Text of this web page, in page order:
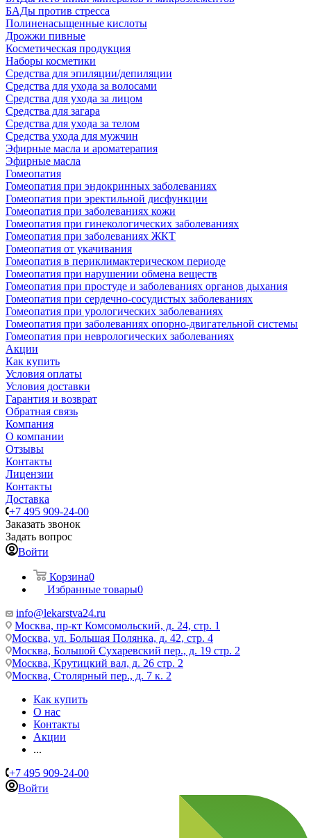
БАДы против стресса
Полиненасыщенные кислоты
Дрожжи пивные
Косметическая продукция
Наборы косметики
Средства для эпиляции/депиляции
Средства для ухода за волосами
Средства для ухода за лицом
Средства для загара
Средства для ухода за телом
Средства ухода для мужчин
Эфирные масла и ароматерапия
Эфирные масла
Гомеопатия
Гомеопатия при эндокринных заболеваниях
Гомеопатия при эректильной дисфункции
Гомеопатия при заболеваниях кожи
Гомеопатия при гинекологических заболеваниях
Гомеопатия при заболеваниях ЖКТ
Гомеопатия от укачивания
Гомеопатия в периклимактерическом периоде
Гомеопатия при нарушении обмена веществ
Гомеопатия при простуде и заболеваниях органов дыхания
Гомеопатия при сердечно-сосудистых заболеваниях
Гомеопатия при урологических заболеваниях
Гомеопатия при заболеваниях опорно-двигательной системы
Гомеопатия при неврологических заболеваниях
Акции
Как купить
Условия оплаты
Условия доставки
Гарантия и возврат
Обратная связь
Компания
О компании
Отзывы
Контакты
Лицензии
Контакты
Доставка
+7 495 909-24-00
Заказать звонок
Задать вопрос
Войти
Корзина0
Избранные товары0
info@lekarstva24.ru
Москва, пр-кт Комсомольский, д. 24, стр. 1
Москва, ул. Большая Полянка, д. 42, стр. 4
Москва, Большой Сухаревский пер., д. 19 стр. 2
Москва, Крутицкий вал, д. 26 стр. 2
Москва, Столярный пер., д. 7 к. 2
Как купить
О нас
Контакты
Акции
...
+7 495 909-24-00
Войти